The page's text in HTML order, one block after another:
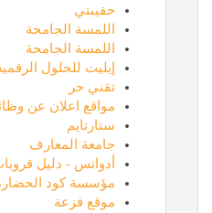
حقيبتي
اللمسة الجامحة
اللمسة الجامحة
إيليت للحلول
تقني حر
مواقع اعلان عن
ستارتايم
جامعة المعارف
أدواتس - دليل
مؤسسة كود
موقع فزعة